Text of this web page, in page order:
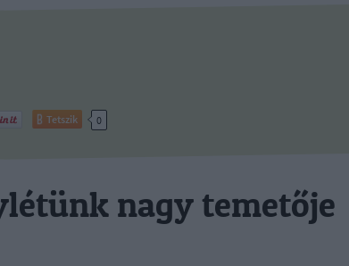
Tetszik 0
nagy temetője